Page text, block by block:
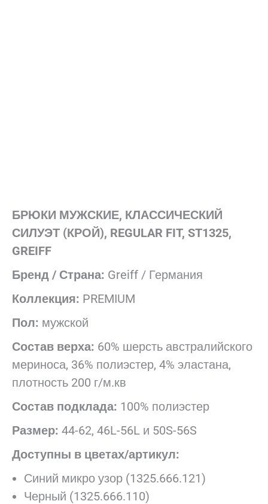
БРЮКИ МУЖСКИЕ, КЛАССИЧЕСКИЙ
СИЛУЭТ (КРОЙ), REGULAR FIT, ST1325,
GREIFF
Бренд / Страна: Greiff / Германия
Коллекция: PREMIUM
Пол: мужской
Состав верха: 60% шерсть австралийского
мериноса, 36% полиэстер, 4% эластана,
плотность 200 г/м.кв
Состав подклада: 100% полиэстер
Размер: 44-62, 46L-56L и 50S-56S
Доступны в цветах/артикул:
Синий микро узор (1325.666.121)
Черный (1325.666.110)